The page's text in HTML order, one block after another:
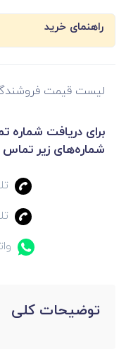
راهنمای خرید
لیست قیمت
برای دریافت شماره
شماره‌های زیر تماس
توضیحات کلی